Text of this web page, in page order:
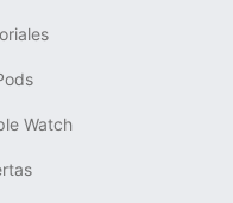
Watch